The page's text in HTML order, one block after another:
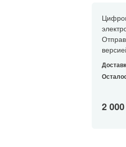
2 000